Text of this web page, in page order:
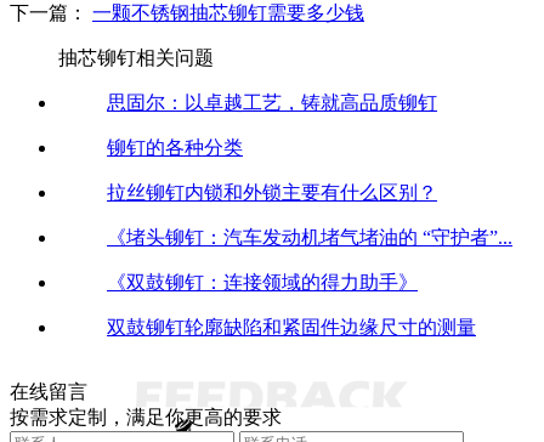
下一篇：
一颗不锈钢抽芯铆钉需要多少钱
抽芯铆钉相关问题
思固尔：以卓越工艺，铸就高品质铆钉
铆钉的各种分类
拉丝铆钉内锁和外锁主要有什么区别？
《堵头铆钉：汽车发动机堵气堵油的 “守护者”...
《双鼓铆钉：连接领域的得力助手》
双鼓铆钉轮廓缺陷和紧固件边缘尺寸的测量
在线留言
按需求定制，满足你更高的要求